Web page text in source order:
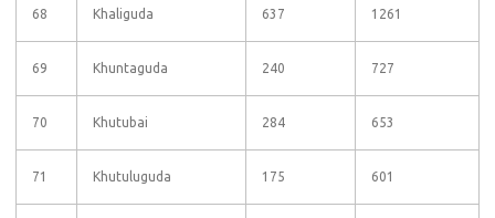
68 Khaliguda 637 1261
69 Khuntaguda 240 727
70 Khutubai 284 653
71 Khutuluguda 175 601